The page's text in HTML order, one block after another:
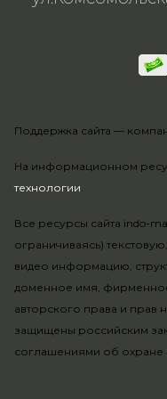
На информационном
технологии.
Все ресурсы сайта indo-
ограничиваясь)
видео информацию,
доменное имя,
авторского права и прав
защищены российским
соглашениями об охране
Поддержка сайта —